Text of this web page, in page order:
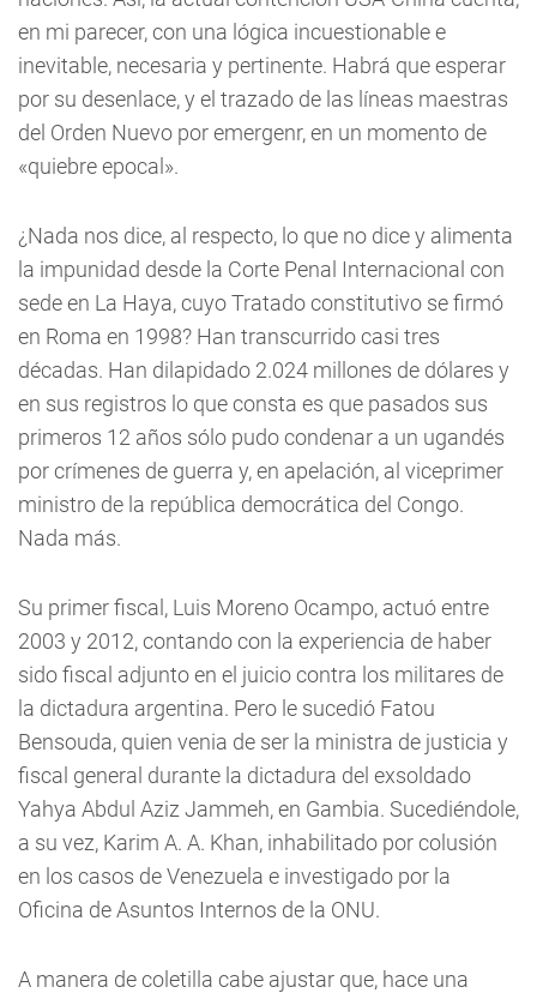
en mi parecer, con una lógica incuestionable e
inevitable, necesaria y pertinente. Habrá que esperar
por su desenlace, y el trazado de las líneas maestras
del Orden Nuevo por emergenr, en un momento de
«quiebre epocal».
¿Nada nos dice, al respecto, lo que no dice y alimenta
la impunidad desde la Corte Penal Internacional con
sede en La Haya, cuyo Tratado constitutivo se firmó
en Roma en 1998? Han transcurrido casi tres
décadas. Han dilapidado 2.024 millones de dólares y
en sus registros lo que consta es que pasados sus
primeros 12 años sólo pudo condenar a un ugandés
por crímenes de guerra y, en apelación, al viceprimer
ministro de la república democrática del Congo.
Nada más.
Su primer fiscal, Luis Moreno Ocampo, actuó entre
2003 y 2012, contando con la experiencia de haber
sido fiscal adjunto en el juicio contra los militares de
la dictadura argentina. Pero le sucedió Fatou
Bensouda, quien venia de ser la ministra de justicia y
fiscal general durante la dictadura del exsoldado
Yahya Abdul Aziz Jammeh, en Gambia. Sucediéndole,
a su vez, Karim A. A. Khan, inhabilitado por colusión
en los casos de Venezuela e investigado por la
Oficina de Asuntos Internos de la ONU.
A manera de coletilla cabe ajustar que, hace una